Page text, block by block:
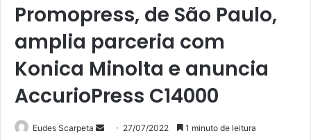
Promopress, de São Paulo,
amplia parceria com
Konica Minolta e anuncia
AccurioPress C14000
Eudes Scarpeta
Mande27/07/2022 1 minuto de leitura